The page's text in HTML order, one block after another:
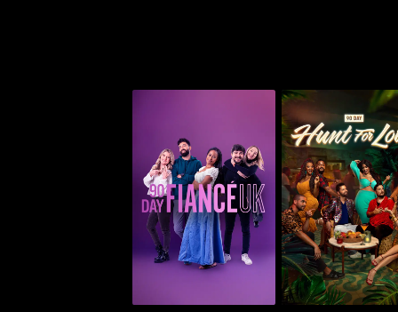
90 داي فيانسيه UK